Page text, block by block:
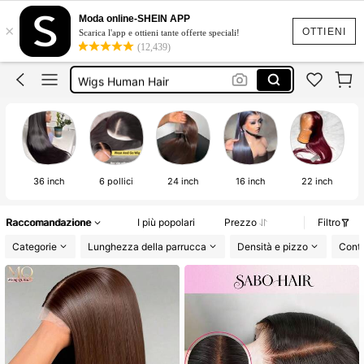
OTTIENI
×
Moda online-SHEIN APP
Scarica l'app e ottieni tante offerte speciali!
(12,439)
Wig
Parrucca
Wigs Human Hair
Wig
36 inch 6 pollici 24 inch 16 inch 22 inch
Raccomandazione I più popolari Prezzo
Filtro
Categorie
Lunghezza della parrucca Densità e pizzo